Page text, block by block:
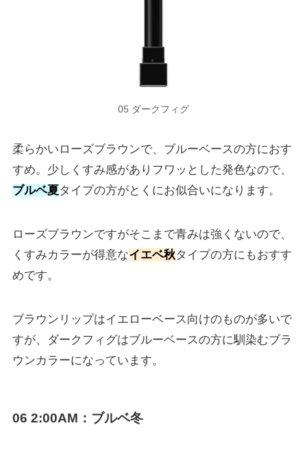
05 ダークフィグ
柔らかいローズブラウンで、ブルーベースの方におす
すめ。少しくすみ感がありフワッとした発色なので、
ブルベ夏タイプの方がとくにお似合いになります。
ローズブラウンですがそこまで青みは強くないので、
くすみカラーが得意なイエベ秋タイプの方にもおすす
めです。
ブラウンリップはイエローベース向けのものが多いで
すが、ダークフィグはブルーベースの方に馴染むブラ
ウンカラーになっています。
06 2:00AM ：ブルベ冬